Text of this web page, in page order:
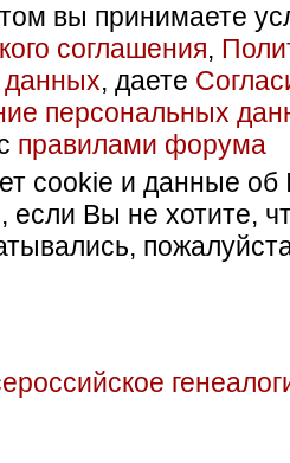
вы принимаете
соглашения,
, даете
персональных
правилами форума
cookie и данные об
если Вы не хотите,